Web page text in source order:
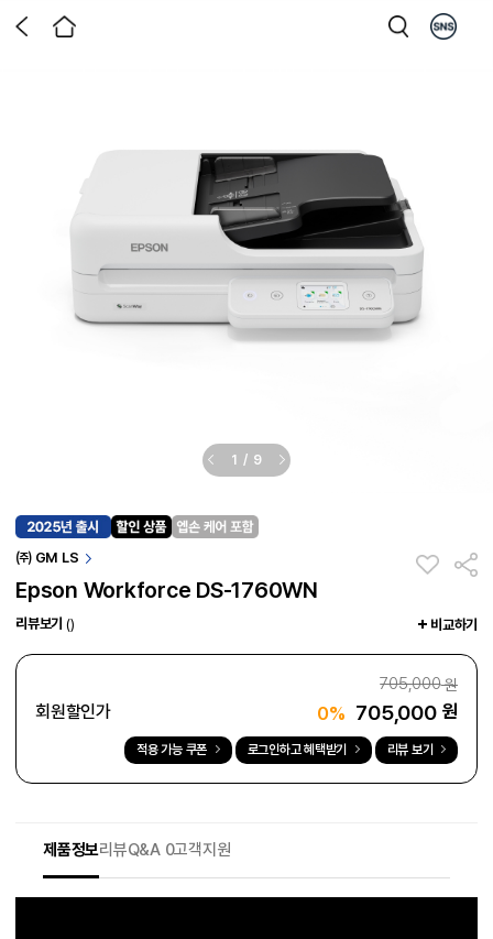
1 / 9
㈜ GM LS
Epson Workforce DS-1760WN
리뷰보기 () 비교하기
705,000원
회원할인가 0% 705,000 원
적용 가능 쿠폰 로그인하고 혜택받기 리뷰 보기
제품정보리뷰Q&A 0고객지원